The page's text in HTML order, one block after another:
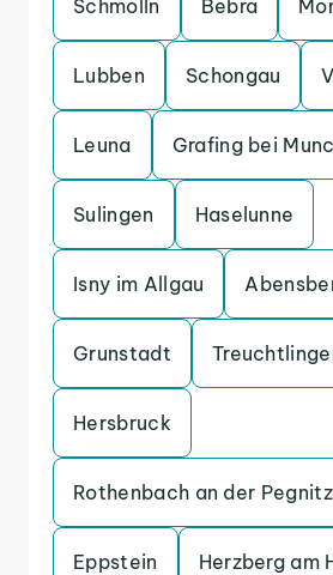
Schmolln Bebra
Lubben Schongau
Leuna Grafing bei
Sulingen Haselunne
Isny im Allgau
Grunstadt
Hersbruck
Rothenbach an der Pegnitz
Eppstein Herzberg am